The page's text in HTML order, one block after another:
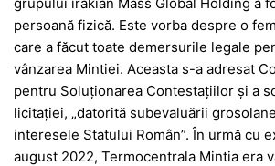
e
b
o
o
k
s
A
p
p
s
e
n
g
er
er gr
a
m
s
a
g
e
persoană fizică. Este vorba despre o
care a făcut toate demersurile legale
vânzarea Mintiei. Aceasta s-a adresat
pentru Soluționarea Contestațiilor și a
licitației, „datorită subevaluării
interesele Statului Român”. În urmă cu
august 2022, Termocentrala Mintia era